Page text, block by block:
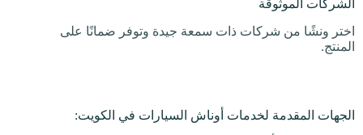
الشركات الموثوقة
اختر ونشًا من شركات ذات سمعة جيدة وتوفر ضمانًا على
المنتج.
الجهات المقدمة لخدمات أوناش السيارات في الكويت: